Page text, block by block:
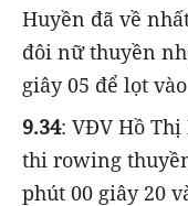
Huyền đã về
đôi nữ thuyền
giây 05 để lọt
9.34: VĐV Hồ
thi rowing
phút 00 giây 20